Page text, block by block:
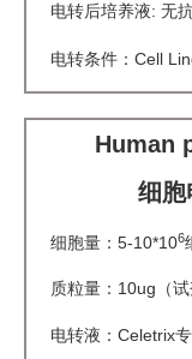
电转后培养液: 无
电转条件：Cell
Human
细胞
细胞量：5-10*106
质粒量：10ug（试
电转液：Celetrix专